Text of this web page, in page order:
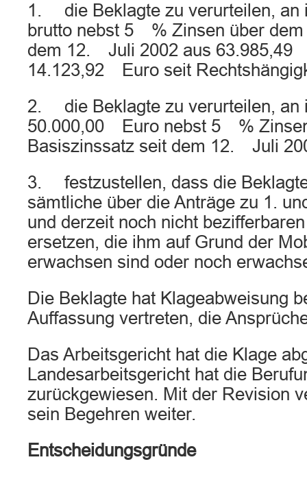
1. die Beklagte zu verurteilen,
brutto nebst 5 % Zinsen über
dem 12. Juli 2002 aus 63.985,49
14.123,92 Euro seit
2. die Beklagte zu verurteilen, an
50.000,00 Euro nebst 5 %
Basiszinssatz seit dem 12. Juli
3. festzustellen, dass die
sämtliche über die Anträge zu 1.
und derzeit noch nicht
ersetzen, die ihm auf Grund der
erwachsen sind oder noch
Die Beklagte hat Klageabweisung
Auffassung vertreten, die
Das Arbeitsgericht hat die Klage
Landesarbeitsgericht hat die
zurückgewiesen. Mit der Revision
sein Begehren weiter.
Entscheidungsgründe